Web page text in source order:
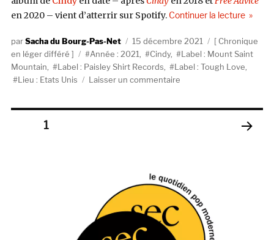
en 2020 – vient d’atterrir sur Spotify. Continuer la lecturede «
AuteurSacha du Bourg-Pas-Net
Publié
le
15 décembre 2021 Catégories
Chronique
en léger différé
Étiquettes
Année : 2021 Cindy,
Label : Mount Saint
Mountain
Label : Paisley Shirt Records Label : Tough Love
Lieu : Etats Unis
Laisser un commentaire
Shirt
Recordings
Mount
Pagination
PAGE1